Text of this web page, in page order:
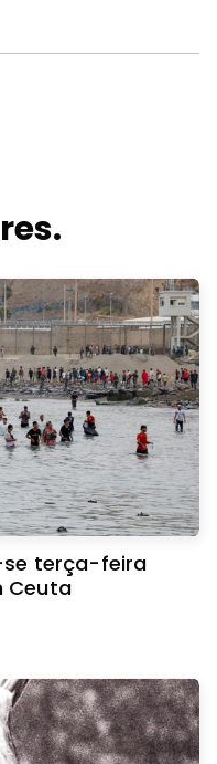
se terça-feira
Ceuta